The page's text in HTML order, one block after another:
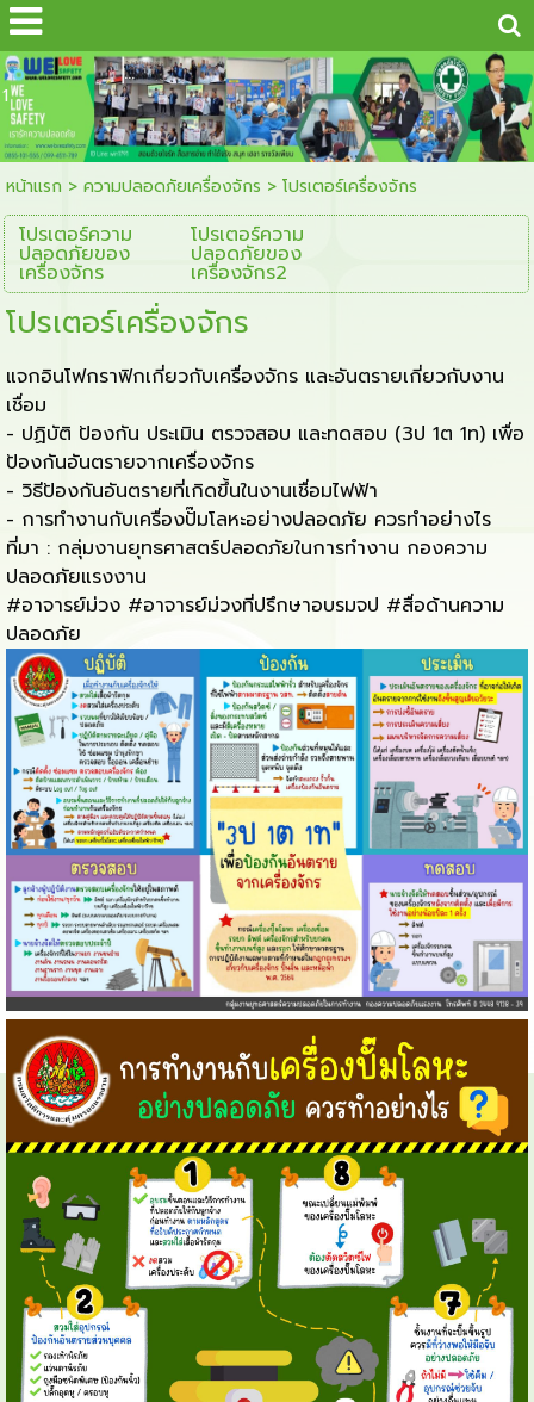
...
1
หน้าแรก > ความปลอดภัยเครื่องจักร > โปรเตอร์เครื่องจักร
โปรเตอร์ความ
ปลอดภัยของ
เครื่องจักร
โปรเตอร์ความ
ปลอดภัยของ
เครื่องจักร2
โปรเตอร์เครื่องจักร
แจกอินโฟกราฟิกเกี่ยวกับเครื่องจักร และอันตรายเกี่ยวกับงาน
เชื่อม
- ปฏิบัติ ป้องกัน ประเมิน ตรวจสอบ และทดสอบ (3ป 1ต 1ท) เพื่อ
ป้องกันอันตรายจากเครื่องจักร
- วิธีป้องกันอันตรายที่เกิดขึ้นในงานเชื่อมไฟฟ้า
- การทำงานกับเครื่องปั๊มโลหะอย่างปลอดภัย ควรทำอย่างไร
ที่มา : กลุ่มงานยุทธศาสตร์ปลอดภัยในการทำงาน กองความ
ปลอดภัยแรงงาน
#อาจารย์ม่วง #อาจารย์ม่วงที่ปรึกษาอบรมจป #สื่อด้านความ
ปลอดภัย